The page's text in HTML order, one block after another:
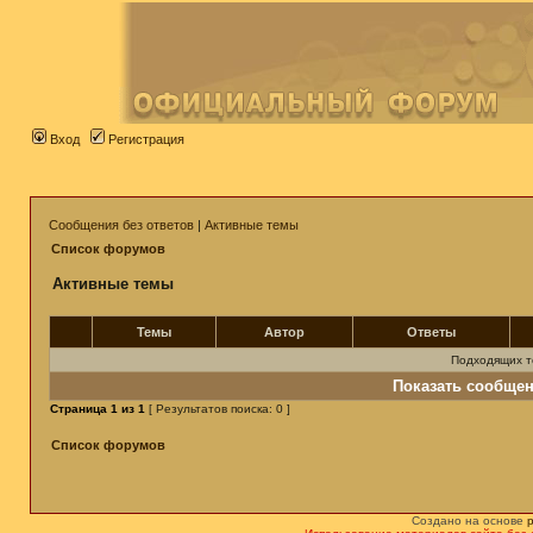
Вход Регистрация
Сообщения без ответов | Активные темы
Список форумов
Активные темы
Темы Автор Ответы
Подходящих
Показать
Страница 1 из 1 [ Результатов поиска: 0 ]
Список форумов
Создано на основе